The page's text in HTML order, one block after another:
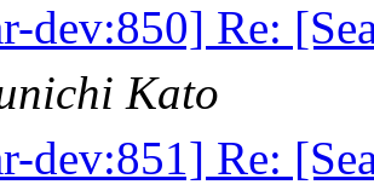
dev:850] Re:
Kato
dev:851] Re: